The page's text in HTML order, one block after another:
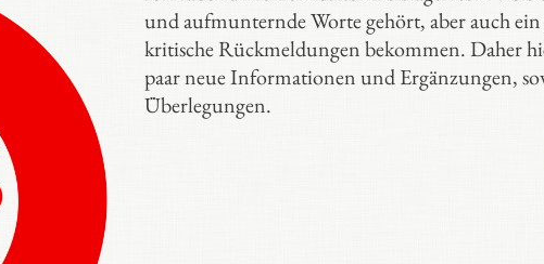
und aufmunternde Worte gehört, aber auch ein
kritische Rückmeldungen bekommen. Daher
paar neue Informationen und Ergänzungen,
Überlegungen.